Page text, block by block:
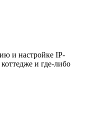
и настройке IP-
и где-либо